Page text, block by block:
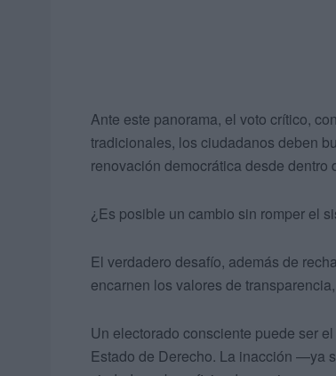
Ante este panorama, el voto crítico,
tradicionales, los ciudadanos deben
renovación democrática desde dentro
¿Es posible un cambio sin romper el
El verdadero desafío, además de
encarnen los valores de
Un electorado consciente puede ser
Estado de Derecho. La inacción —ya